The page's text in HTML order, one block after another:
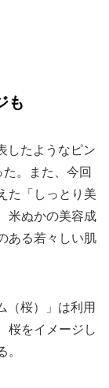
も
したようなピン
。また、今回
た「しっとり美
米ぬかの美容成
ある若々しい肌
（桜）」は利用
桜をイメージし